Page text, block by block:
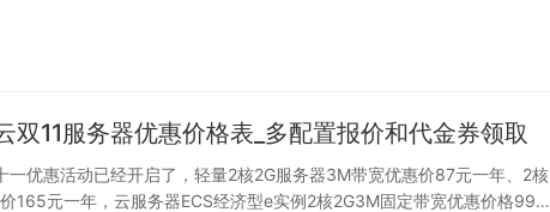
双11服务器优惠价格表_多配置报价和代金券领取
一优惠活动已经开启了，轻量2核2G服务器3M带宽优惠价87元一年、2核
165元一年，云服务器ECS经济型e实例2核2G3M固定带宽优惠价格99